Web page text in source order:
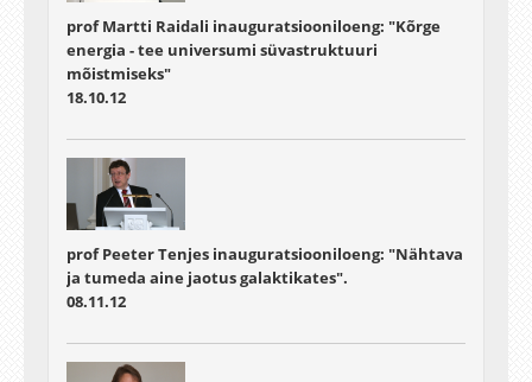
prof Martti Raidali inauguratsiooniloeng: "Kõrge
energia - tee universumi süvastruktuuri
mõistmiseks"
18.10.12
prof Peeter Tenjes inauguratsiooniloeng: "Nähtava
ja tumeda aine jaotus galaktikates".
08.11.12